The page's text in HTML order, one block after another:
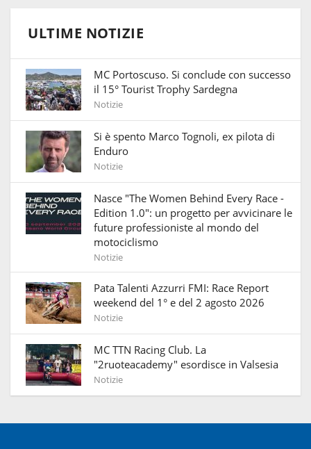
ULTIME NOTIZIE
MC Portoscuso. Si conclude con successo
il 15° Tourist Trophy Sardegna
Notizie
Si è spento Marco Tognoli, ex pilota di
Enduro
Notizie
Nasce "The Women Behind Every Race -
Edition 1.0": un progetto per avvicinare le
future professioniste al mondo del
motociclismo
Notizie
Pata Talenti Azzurri FMI: Race Report
weekend del 1° e del 2 agosto 2026
Notizie
MC TTN Racing Club. La
"2ruoteacademy" esordisce in Valsesia
Notizie